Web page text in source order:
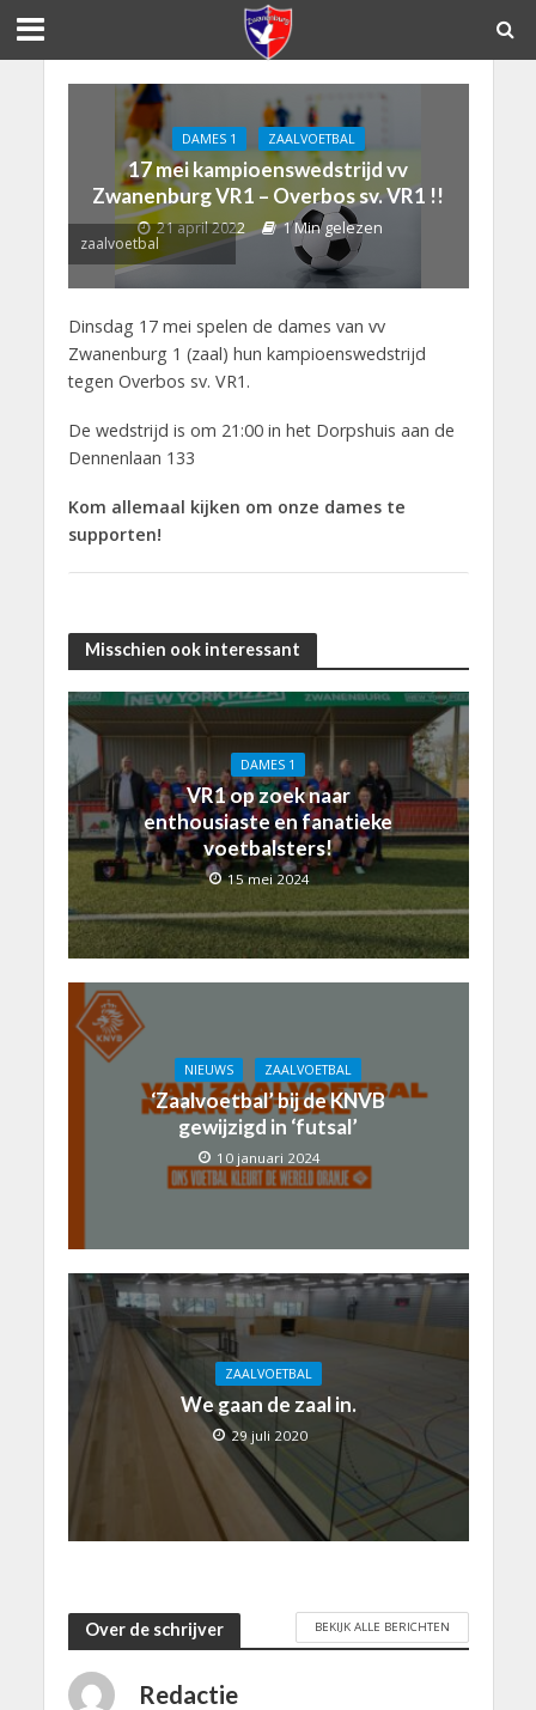
DAMES 1 ZAALVOETBAL
17 mei kampioenswedstrijd vv
Zwanenburg VR1 – Overbos sv. VR1 !!
21 april 2022 1 Min gelezen
zaalvoetbal
Dinsdag 17 mei spelen de dames van vv
Zwanenburg 1 (zaal) hun kampioenswedstrijd
tegen Overbos sv. VR1.
De wedstrijd is om 21:00 in het Dorpshuis aan de
Dennenlaan 133
Kom allemaal kijken om onze dames te
supporten!
Misschien ook interessant
DAMES 1
VR1 op zoek naar
enthousiaste en fanatieke
voetbalsters!
15 mei 2024
NIEUWS ZAALVOETBAL
‘Zaalvoetbal’ bij de KNVB
gewijzigd in ‘futsal’
10 januari 2024
ZAALVOETBAL
We gaan de zaal in.
29 juli 2020
Over de schrijver BEKIJK ALLE BERICHTEN
Redactie